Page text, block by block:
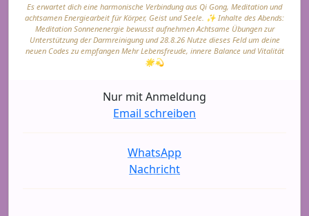
Es erwartet dich eine harmonische Verbindung aus Qi Gong, Meditation und
achtsamen Energiearbeit für Körper, Geist und Seele. ✨ Inhalte des Abends:
Meditation Sonnenenergie bewusst aufnehmen Achtsame Übungen zur
Unterstützung der Darmreinigung und 28.8.26 Nutze dieses Feld um deine
neuen Codes zu empfangen Mehr Lebensfreude, innere Balance und Vitalität
🌟💫
Nur mit Anmeldung
Email schreiben
WhatsApp
Nachricht